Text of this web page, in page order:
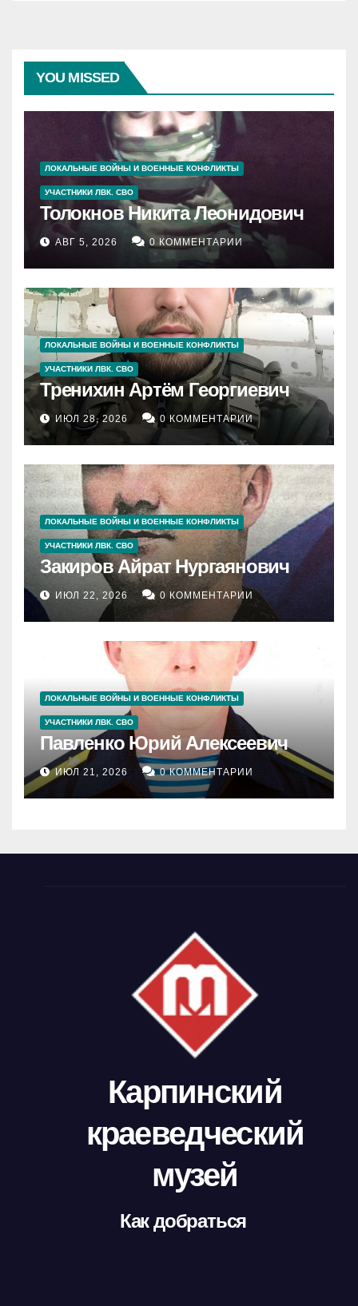
YOU MISSED
ЛОКАЛЬНЫЕ ВОЙНЫ И ВОЕННЫЕ КОНФЛИКТЫ
УЧАСТНИКИ ЛВК. СВО
Толокнов Никита Леонидович
АВГ 5, 2026 0 КОММЕНТАРИИ
ЛОКАЛЬНЫЕ ВОЙНЫ И ВОЕННЫЕ КОНФЛИКТЫ
УЧАСТНИКИ ЛВК. СВО
Тренихин Артём Георгиевич
ИЮЛ 28, 2026 0 КОММЕНТАРИИ
ЛОКАЛЬНЫЕ ВОЙНЫ И ВОЕННЫЕ КОНФЛИКТЫ
УЧАСТНИКИ ЛВК. СВО
Закиров Айрат Нургаянович
ИЮЛ 22, 2026 0 КОММЕНТАРИИ
ЛОКАЛЬНЫЕ ВОЙНЫ И ВОЕННЫЕ КОНФЛИКТЫ
УЧАСТНИКИ ЛВК. СВО
Павленко Юрий Алексеевич
ИЮЛ 21, 2026 0 КОММЕНТАРИИ
Карпинский
краеведческий
музей
Как добраться